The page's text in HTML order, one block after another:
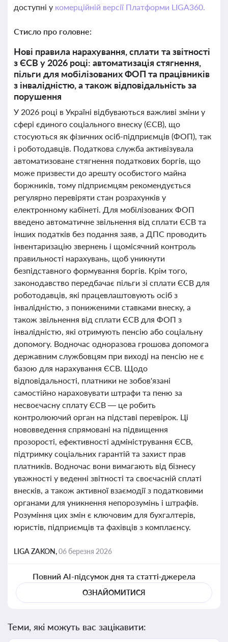
доступні у комерційній версії Платформи LIGA360.
Стисло про головне:
Нові правила нарахування, сплати та звітності
з ЄСВ у 2026 році: автоматизація стягнення,
пільги для мобілізованих ФОП та працівників
з інвалідністю, а також відповідальність за
порушення
У 2026 році в Україні відбуваються важливі зміни у
сфері єдиного соціального внеску (ЄСВ), що
стосуються як фізичних осіб-підприємців (ФОП), так
і роботодавців. Податкова служба активізувала
автоматизоване стягнення податкових боргів, що
може призвести до арешту особистого майна
боржників, тому підприємцям рекомендується
регулярно перевіряти стан розрахунків у
електронному кабінеті. Для мобілізованих ФОП
введено автоматичне звільнення від сплати ЄСВ та
інших податків без подання заяв, а ДПС проводить
інвентаризацію звернень і щомісячний контроль
правильності нарахувань, щоб уникнути
безпідставного формування боргів. Крім того,
законодавство передбачає пільги зі сплати ЄСВ для
роботодавців, які працевлаштовують осіб з
інвалідністю, з пониженими ставками внеску, а
також звільнення від сплати ЄСВ для ФОП з
інвалідністю, які отримують пенсію або соціальну
допомогу. Водночас одноразова грошова допомога
державним службовцям при виході на пенсію не є
базою для нарахування ЄСВ. Щодо
відповідальності, платники не зобов'язані
самостійно нараховувати штрафи та пеню за
несвоєчасну сплату ЄСВ — це робить
контролюючий орган на підставі перевірок. Ці
нововведення спрямовані на підвищення
прозорості, ефективності адміністрування ЄСВ,
підтримку соціальних гарантій та захист прав
платників. Водночас вони вимагають від бізнесу
уважності у веденні звітності та своєчасній сплаті
внесків, а також активної взаємодії з податковими
органами для уникнення непорозумінь і штрафів.
Розуміння цих змін є ключовим для бухгалтерів,
юристів, підприємців та фахівців з комплаєнсу.
LIGA ZAKON,06 березня 2026
Повний AI-підсумок дня та статті-джерела
ОЗНАЙОМИТИСЯ
Теми, які можуть вас зацікавити: